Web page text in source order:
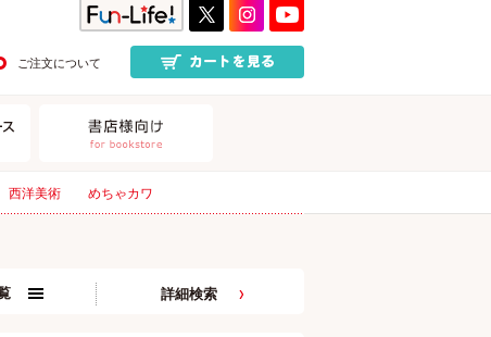
ご注文について
西洋美術 めちゃカワ
詳細検索